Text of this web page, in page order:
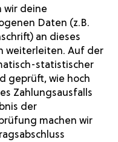
wir deine
Daten (z.B.
an dieses
weiterleiten. Auf der
statistischer
geprüft, wie hoch
Zahlungsausfalls
der
machen wir